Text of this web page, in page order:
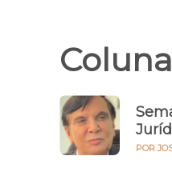
Coluna
POR